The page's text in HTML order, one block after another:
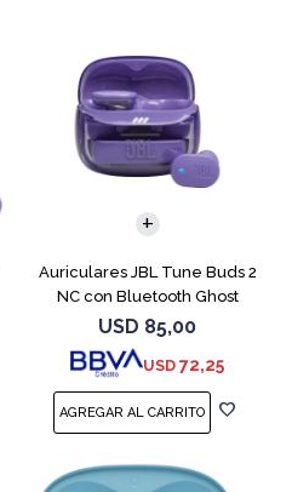
Auriculares JBL Tune Buds 2
NC con Bluetooth Ghost
USD 85,00
USD 72,25